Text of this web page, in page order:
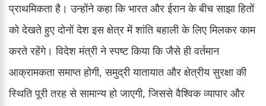
प्राथमिकता है। उन्होंने कहा कि भारत और ईरान के बीच साझा हितों
को देखते हुए दोनों देश इस क्षेत्र में शांति बहाली के लिए मिलकर काम
करते रहेंगे। विदेश मंत्री ने स्पष्ट किया कि जैसे ही वर्तमान
आक्रामकता समाप्त होगी, समुद्री यातायात और क्षेत्रीय सुरक्षा की
स्थिति पूरी तरह से सामान्य हो जाएगी, जिससे वैश्विक व्यापार और